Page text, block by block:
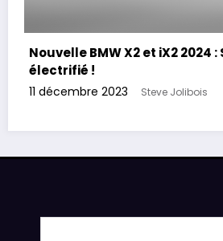
Nouvelle BMW X2 et iX2 2024 :
électrifié !
11 décembre 2023 Steve Jolibois